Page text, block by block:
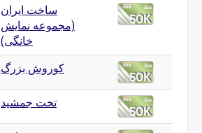
ساخت ایران
(مجموعه نمایش
خانگی)
کوروش بزرگ
تخت جمشید